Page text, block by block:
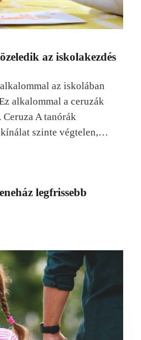
az iskolakezdés
az iskolában
alkalommal a ceruzák
A tanórák
kínálat szinte végtelen,…
legfrissebb